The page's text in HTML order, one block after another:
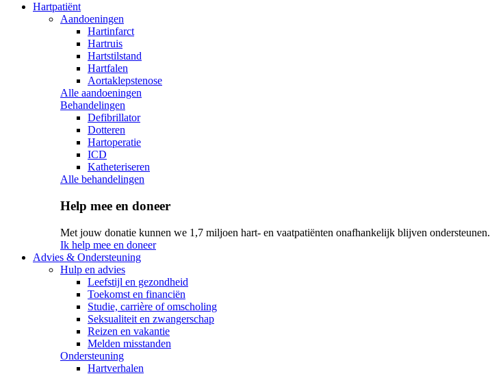
Hartpatiënt
Aandoeningen
Hartinfarct
Hartruis
Hartstilstand
Hartfalen
Aortaklepstenose
Alle aandoeningen
Behandelingen
Defibrillator
Dotteren
Hartoperatie
ICD
Katheteriseren
Alle behandelingen
Help mee en doneer
Met jouw donatie kunnen we 1,7 miljoen hart- en vaatpatiënten onafhankelijk blijven ondersteunen.
Ik help mee en doneer
Advies & Ondersteuning
Hulp en advies
Leefstijl en gezondheid
Toekomst en financiën
Studie, carrière of omscholing
Seksualiteit en zwangerschap
Reizen en vakantie
Melden misstanden
Ondersteuning
Hartverhalen